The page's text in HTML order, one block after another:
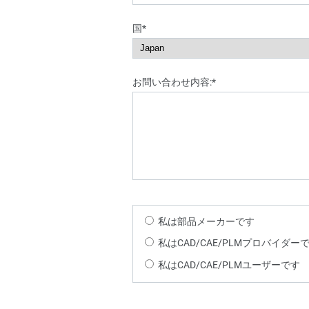
国*
お問い合わせ内容:*
私は部品メーカーです
私はCAD/CAE/PLMプロバイダー
私はCAD/CAE/PLMユーザーです